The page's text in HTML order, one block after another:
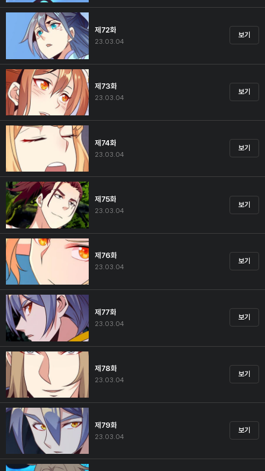
제72화
23.03.04
보기
제73화
23.03.04
보기
제74화
23.03.04
보기
제75화
23.03.04
보기
제76화
23.03.04
보기
제77화
23.03.04
보기
제78화
23.03.04
보기
제79화
23.03.04
보기